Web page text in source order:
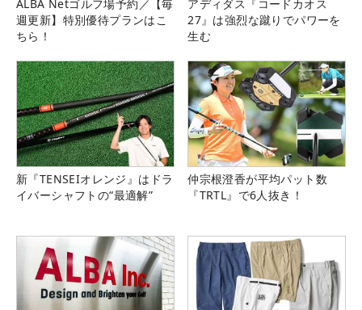
ALBA Netゴルフ場予約／【毎
週更新】特別優待プランはこ
ちら！
アディダス『コードカオス
27』は強烈な蹴りでパワーを
生む
新『TENSEIオレンジ』はドラ
イバーシャフトの“最適解”
仲宗根澄香が平均パット数
『TRTL』で6人抜き！